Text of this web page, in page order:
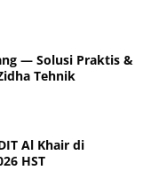
— Solusi Praktis &
Tehnik
Al Khair di
HST